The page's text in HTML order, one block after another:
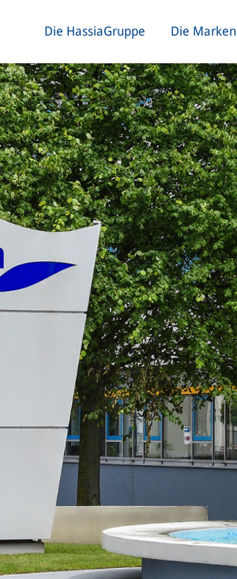
Die HassiaGruppe Die Marken